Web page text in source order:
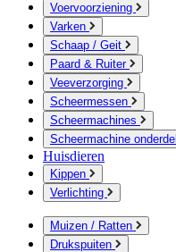
Voervoorziening
Varken
Schaap / Geit
Paard & Ruiter
Veeverzorging
Scheermessen
Scheermachines
Scheermachine
Huisdieren
Kippen
Verlichting
Muizen / Ratten
Drukspuiten